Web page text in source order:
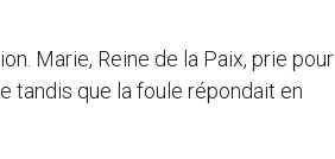
Marie, Reine de la Paix, prie pour
tandis que la foule répondait en